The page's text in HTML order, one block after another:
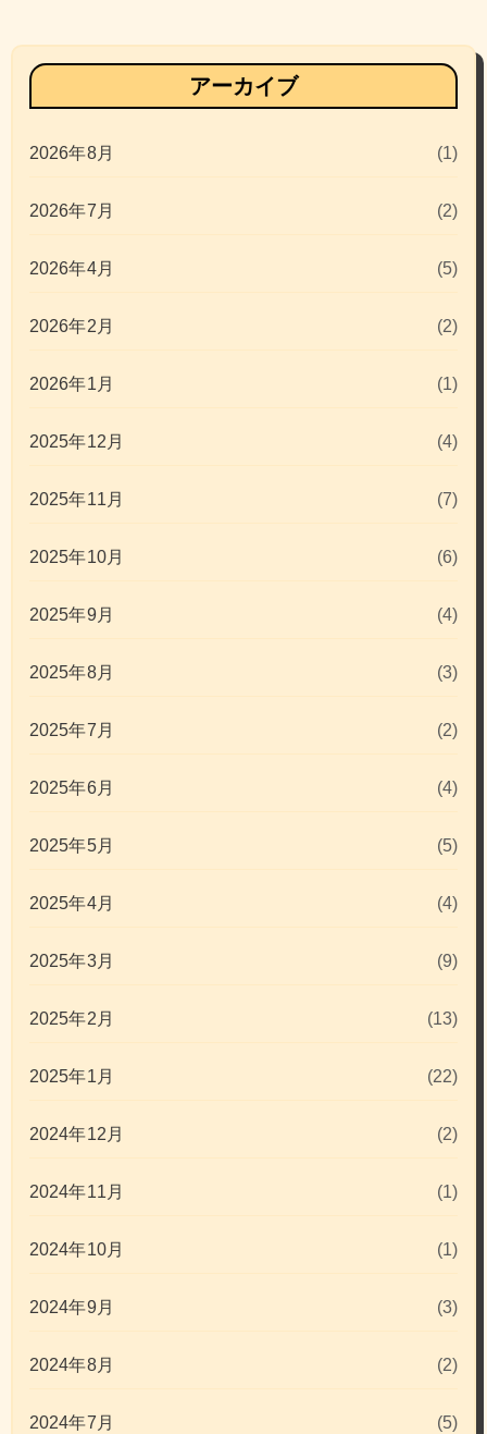
アーカイブ
2026年8月 (1)
2026年7月 (2)
2026年4月 (5)
2026年2月 (2)
2026年1月 (1)
2025年12月 (4)
2025年11月 (7)
2025年10月 (6)
2025年9月 (4)
2025年8月 (3)
2025年7月 (2)
2025年6月 (4)
2025年5月 (5)
2025年4月 (4)
2025年3月 (9)
2025年2月 (13)
2025年1月 (22)
2024年12月 (2)
2024年11月 (1)
2024年10月 (1)
2024年9月 (3)
2024年8月 (2)
2024年7月 (5)